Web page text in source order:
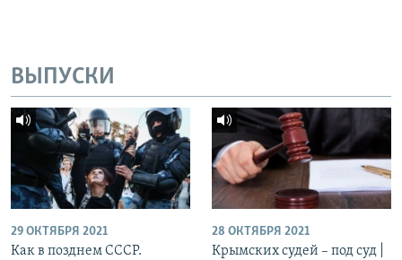
ВЫПУСКИ
29 ОКТЯБРЯ 2021
Как в позднем СССР.
28 ОКТЯБРЯ 2021
Крымских судей – под суд |